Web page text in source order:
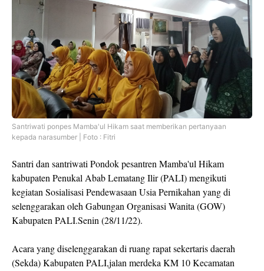
Santriwati ponpes Mamba'ul Hikam saat memberikan pertanyaan
kepada narasumber | Foto : Fitri
Santri dan santriwati Pondok pesantren Mamba'ul Hikam
kabupaten Penukal Abab Lematang Ilir (PALI) mengikuti
kegiatan Sosialisasi Pendewasaan Usia Pernikahan yang di
selenggarakan oleh Gabungan Organisasi Wanita (GOW)
Kabupaten PALI.Senin (28/11/22).
Acara yang diselenggarakan di ruang rapat sekertaris daerah
(Sekda) Kabupaten PALI,jalan merdeka KM 10 Kecamatan